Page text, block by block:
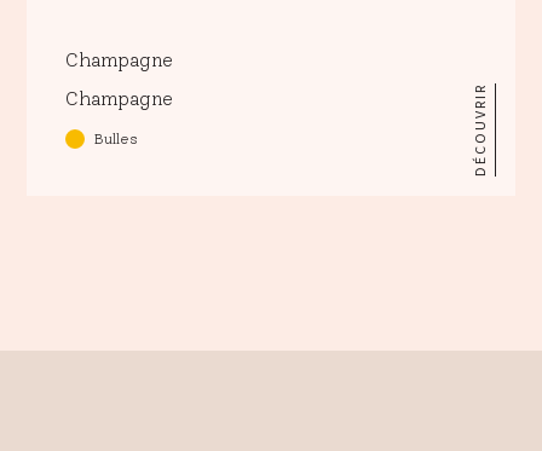
Champagne
Champagne
Bulles DÉCOUVRIR